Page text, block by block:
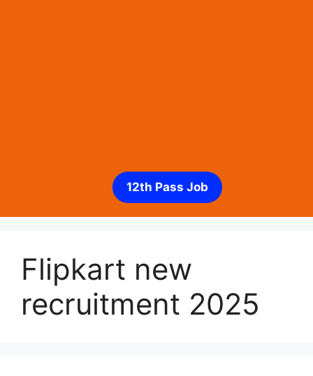
12th Pass Job
Flipkart new
recruitment 2025